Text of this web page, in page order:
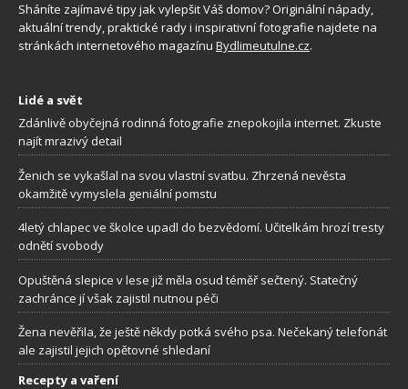
Sháníte zajímavé tipy jak vylepšit Váš domov? Originální nápady,
aktuální trendy, praktické rady i inspirativní fotografie najdete na
stránkách internetového magazínu Bydlimeutulne.cz.
Lidé a svět
Zdánlivě obyčejná rodinná fotografie znepokojila internet. Zkuste
najít mrazivý detail
Ženich se vykašlal na svou vlastní svatbu. Zhrzená nevěsta
okamžitě vymyslela geniální pomstu
4letý chlapec ve školce upadl do bezvědomí. Učitelkám hrozí tresty
odnětí svobody
Opuštěná slepice v lese již měla osud téměř sečtený. Statečný
zachránce jí však zajistil nutnou péči
Žena nevěřila, že ještě někdy potká svého psa. Nečekaný telefonát
ale zajistil jejich opětovné shledaní
Recepty a vaření